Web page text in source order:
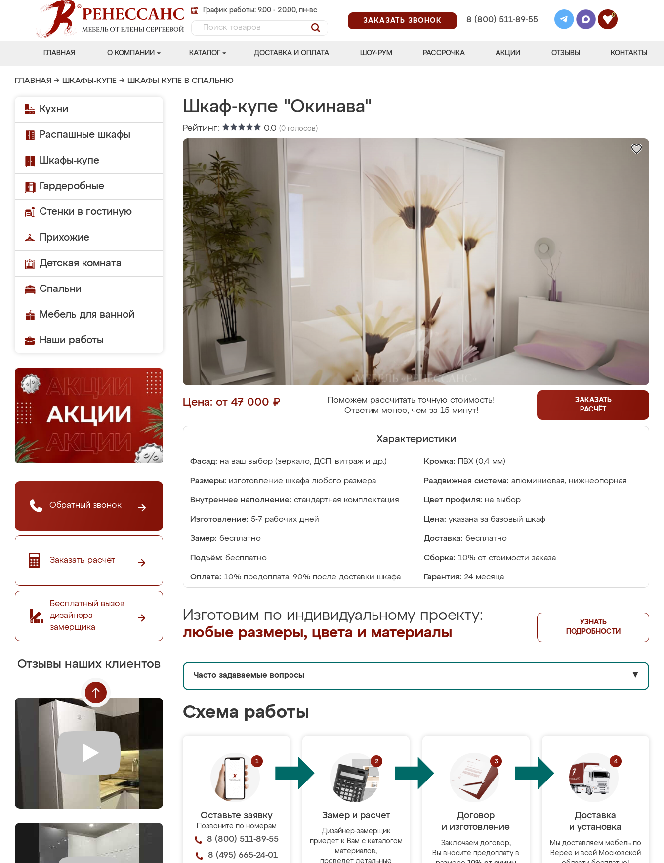
График работы: 9.00 - 20.00, пн-вс
ЗАКАЗАТЬ ЗВОНОК
8 (800) 511-89-55
0
ГЛАВНАЯ О КОМПАНИИ КАТАЛОГ ДОСТАВКА И ОПЛАТА ШОУ-РУМ РАССРОЧКА АКЦИИ ОТЗЫВЫ КОНТАКТЫ
ГЛАВНАЯ → ШКАФЫ-КУПЕ → ШКАФЫ КУПЕ В СПАЛЬНЮ
Кухни
Распашные шкафы
Шкафы-купе
Гардеробные
Стенки в гостиную
Прихожие
Детская комната
Спальни
Мебель для ванной
Наши работы
Обратный звонок
Заказать расчёт
Бесплатный вызов
дизайнера-
замерщика
Отзывы наших клиентов
Шкаф-купе "Окинава"
Рейтинг: 0.0 (0 голосов)
Цена: от 47 000 ₽
Поможем рассчитать точную стоимость!
Ответим менее, чем за 15 минут!
ЗАКАЗАТЬ
РАСЧЁТ
Характеристики
Фасад: на ваш выбор (зеркало, ДСП, витраж и др.) Кромка: ПВХ (0,4 мм)
Размеры: изготовление шкафа любого размера Раздвижная система: алюминиевая, нижнеопорная
Внутреннее наполнение: стандартная комплектация Цвет профиля: на выбор
Изготовление: 5-7 рабочих дней Цена: указана за базовый шкаф
Замер: бесплатно Доставка: бесплатно
Подъём: бесплатно Сборка: 10% от стоимости заказа
Оплата: 10% предоплата, 90% после доставки шкафа Гарантия: 24 месяца
Изготовим по индивидуальному проекту:
любые размеры, цвета и материалы
УЗНАТЬ
ПОДРОБНОСТИ
Часто задаваемые вопросы ▼
Схема работы
Оставьте заявку
Позвоните по номерам
8 (800) 511-89-55
8 (495) 665-24-01
Замер и расчет
Дизайнер-замерщик
приедет к Вам с каталогом
материалов,
проведёт детальные
Договор
и изготовление
Заключаем договор,
Вы вносите предоплату в
Доставка
и установка
Мы доставляем мебель по
Верее и всей Московской